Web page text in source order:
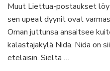
Muut Liettua-postaukset
sen upeat dyynit ovat
Oman juttunsa ansaitsee
kalastajakylä Nida. Nida on
eteläisin. Sieltä …